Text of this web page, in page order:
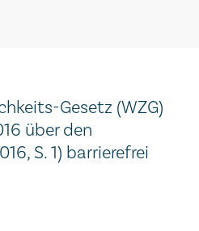
Gesetz (WZG)
über den
S. 1) barrierefrei